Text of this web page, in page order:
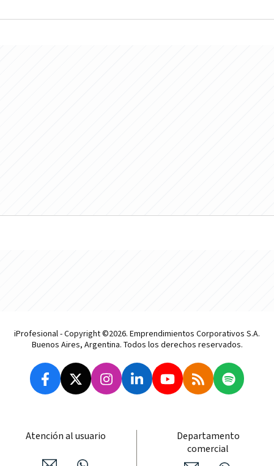
iProfesional - Copyright ©2026. Emprendimientos Corporativos S.A.
Buenos Aires, Argentina. Todos los derechos reservados.
Atención al usuario
Departamento
comercial